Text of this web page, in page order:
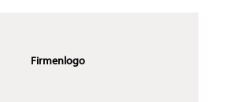
Firmenlogo